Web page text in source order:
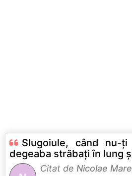
Slugoiule, când nu-
degeaba străbați în lung
Citat de Nicolae